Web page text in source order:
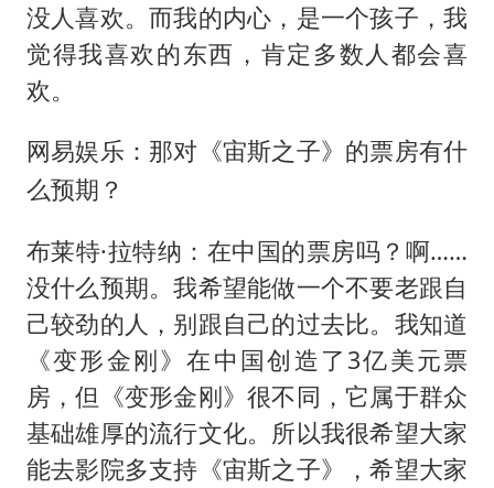
没人喜欢。而我的内心，是一个孩子，我
觉得我喜欢的东西，肯定多数人都会喜
欢。
网易娱乐：那对《宙斯之子》的票房有什
么预期？
布莱特·拉特纳：在中国的票房吗？啊……
没什么预期。我希望能做一个不要老跟自
己较劲的人，别跟自己的过去比。我知道
《变形金刚》在中国创造了3亿美元票
房，但《变形金刚》很不同，它属于群众
基础雄厚的流行文化。所以我很希望大家
能去影院多支持《宙斯之子》，希望大家